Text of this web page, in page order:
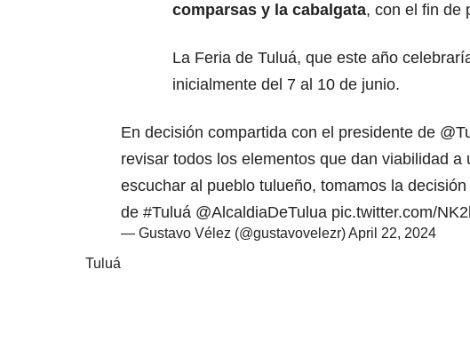
comparsas y la cabalgata, con el fin de
La Feria de Tuluá, que este año
inicialmente del 7 al 10 de junio.
En decisión compartida con el presidente de
revisar todos los elementos que dan viabilidad
escuchar al pueblo tulueño, tomamos la
de #Tuluá @AlcaldiaDeTulua pic.twitter.com/
— Gustavo Vélez (@gustavovelezr)April 22, 2024
Tuluá